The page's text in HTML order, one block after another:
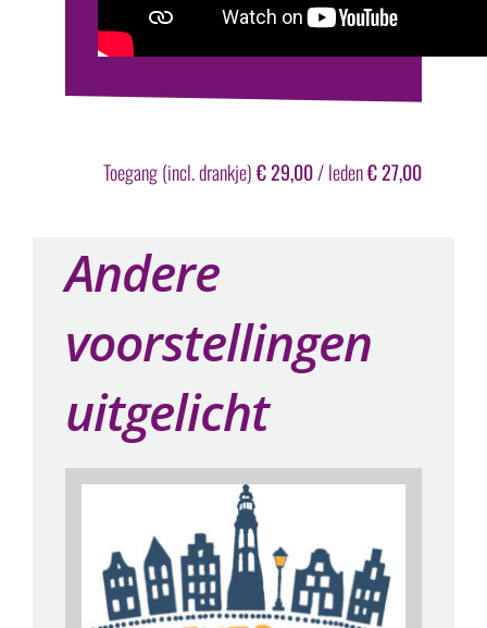
Toegang (incl. drankje)€ 29,00/ leden€ 27,00
Andere
voorstellingen
uitgelicht